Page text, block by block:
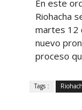
En este
Riohacha
martes 12
nuevo
proceso
Tags :